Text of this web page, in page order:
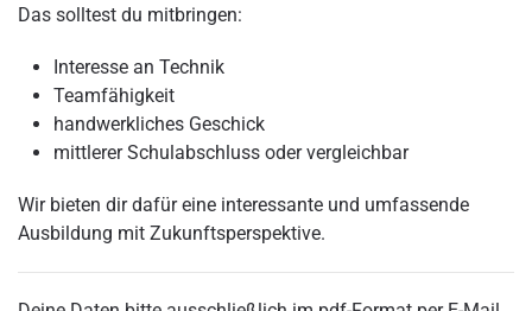
Das solltest du mitbringen:
Interesse an Technik
Teamfähigkeit
handwerkliches Geschick
mittlerer Schulabschluss oder vergleichbar
Wir bieten dir dafür eine interessante und umfassende
Ausbildung mit Zukunftsperspektive.